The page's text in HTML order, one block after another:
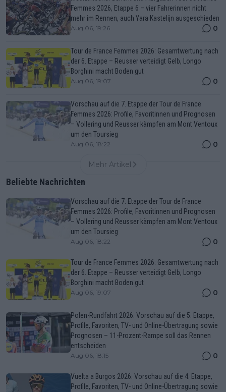
Femmes 2026, Etappe 6 – vier Fahrerinnen nicht
mehr im Rennen, auch Yara Kastelijn ausgeschieden
Aug 06, 19:26 0
Tour de France Femmes 2026: Gesamtwertung nach
der 6. Etappe – Reusser verteidigt Gelb, Longo
Borghini macht Boden gut
Aug 06, 19:07 0
Vorschau auf die 7. Etappe der Tour de France
Femmes 2026: Profile, Favoritinnen und Prognosen
– Vollering und Reusser kämpfen am Mont Ventoux
um den Toursieg
Aug 06, 18:22 0
Mehr Artikel
Beliebte Nachrichten
Vorschau auf die 7. Etappe der Tour de France
Femmes 2026: Profile, Favoritinnen und Prognosen
– Vollering und Reusser kämpfen am Mont Ventoux
um den Toursieg
Aug 06, 18:22 0
Tour de France Femmes 2026: Gesamtwertung nach
der 6. Etappe – Reusser verteidigt Gelb, Longo
Borghini macht Boden gut
Aug 06, 19:07 0
Polen-Rundfahrt 2026: Vorschau auf die 5. Etappe,
Profile, Favoriten, TV- und Online-Übertragung sowie
Prognosen – 11-Prozent-Rampe soll das Rennen
entscheiden
Aug 06, 18:15 0
Vuelta a Burgos 2026: Vorschau auf die 4. Etappe,
Profile, Favoriten, TV- und Online-Übertragung sowie